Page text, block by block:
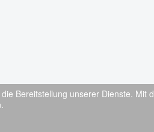
Bereitstellung unserer Dienste.